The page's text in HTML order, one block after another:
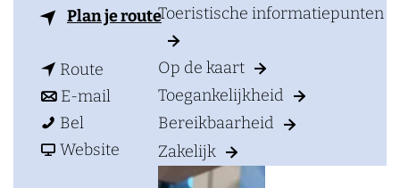
Toeristische informatiepunten
Op de kaart
Toegankelijkheid
Bereikbaarheid
Zakelijk
Plan je routen
a
a
r
M
o
t
Route
a
r
E-mail
a
Bel
o
Website